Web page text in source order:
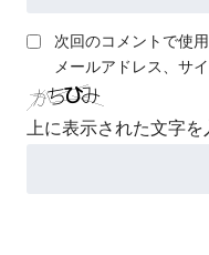
次回のコメントで使
メールアドレス、サ
上に表示された文字